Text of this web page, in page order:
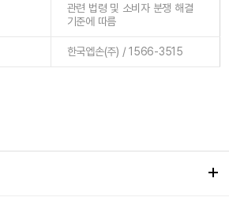
관련 법령 및 소비자 분쟁 해결
기준에 따름
한국엡손(주) / 1566-3515